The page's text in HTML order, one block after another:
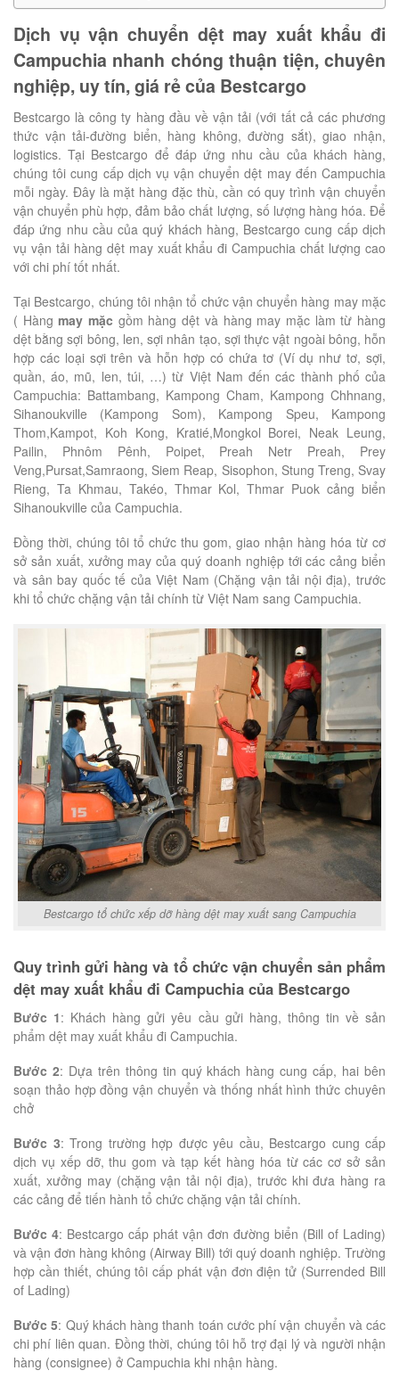
Dịch vụ vận chuyển dệt may xuất khẩu đi
Campuchia nhanh chóng thuận tiện, chuyên
nghiệp, uy tín, giá rẻ của Bestcargo
Bestcargo là công ty hàng đầu về vận tải (với tất cả các phương
thức vận tải-đường biển, hàng không, đường sắt), giao nhận,
logistics. Tại Bestcargo để đáp ứng nhu cầu của khách hàng,
chúng tôi cung cấp dịch vụ vận chuyển dệt may đến Campuchia
mỗi ngày. Đây là mặt hàng đặc thù, cần có quy trình vận chuyển
vận chuyển phù hợp, đảm bảo chất lượng, số lượng hàng hóa. Để
đáp ứng nhu cầu của quý khách hàng, Bestcargo cung cấp dịch
vụ vận tải hàng dệt may xuất khẩu đi Campuchia chất lượng cao
với chi phí tốt nhất.
Tại Bestcargo, chúng tôi nhận tổ chức vận chuyển hàng may mặc
( Hàng may mặc gồm hàng dệt và hàng may mặc làm từ hàng
dệt bằng sợi bông, len, sợi nhân tạo, sợi thực vật ngoài bông, hỗn
hợp các loại sợi trên và hỗn hợp có chứa tơ (Ví dụ như tơ, sợi,
quần, áo, mũ, len, túi, …) từ Việt Nam đến các thành phố của
Campuchia: Battambang, Kampong Cham, Kampong Chhnang,
Sihanoukville (Kampong Som), Kampong Speu, Kampong
Thom,Kampot, Koh Kong, Kratié,Mongkol Borei, Neak Leung,
Pailin, Phnôm Pênh, Poipet, Preah Netr Preah, Prey
Veng,Pursat,Samraong, Siem Reap, Sisophon, Stung Treng, Svay
Rieng, Ta Khmau, Takéo, Thmar Kol, Thmar Puok cảng biển
Sihanoukville của Campuchia.
Đồng thời, chúng tôi tổ chức thu gom, giao nhận hàng hóa từ cơ
sở sản xuất, xưởng may của quý doanh nghiệp tới các cảng biển
và sân bay quốc tế của Việt Nam (Chặng vận tải nội địa), trước
khi tổ chức chặng vận tải chính từ Việt Nam sang Campuchia.
Bestcargo tổ chức xếp dỡ hàng dệt may xuất sang Campuchia
Quy trình gửi hàng và tổ chức vận chuyển sản phẩm
dệt may xuất khẩu đi Campuchia của Bestcargo
Bước 1: Khách hàng gửi yêu cầu gửi hàng, thông tin về sản
phẩm dệt may xuất khẩu đi Campuchia.
Bước 2: Dựa trên thông tin quý khách hàng cung cấp, hai bên
soạn thảo hợp đồng vận chuyển và thống nhất hình thức chuyên
chở
Bước 3: Trong trường hợp được yêu cầu, Bestcargo cung cấp
dịch vụ xếp dỡ, thu gom và tạp kết hàng hóa từ các cơ sở sản
xuất, xưởng may (chặng vận tải nội địa), trước khi đưa hàng ra
các cảng để tiến hành tổ chức chặng vận tải chính.
Bước 4: Bestcargo cấp phát vận đơn đường biển (Bill of Lading)
và vận đơn hàng không (Airway Bill) tới quý doanh nghiệp. Trường
hợp cần thiết, chúng tôi cấp phát vận đơn điện tử (Surrended Bill
of Lading)
Bước 5: Quý khách hàng thanh toán cước phí vận chuyển và các
chi phí liên quan. Đồng thời, chúng tôi hỗ trợ đại lý và người nhận
hàng (consignee) ở Campuchia khi nhận hàng.